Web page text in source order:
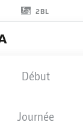
2BL
Début
Journée